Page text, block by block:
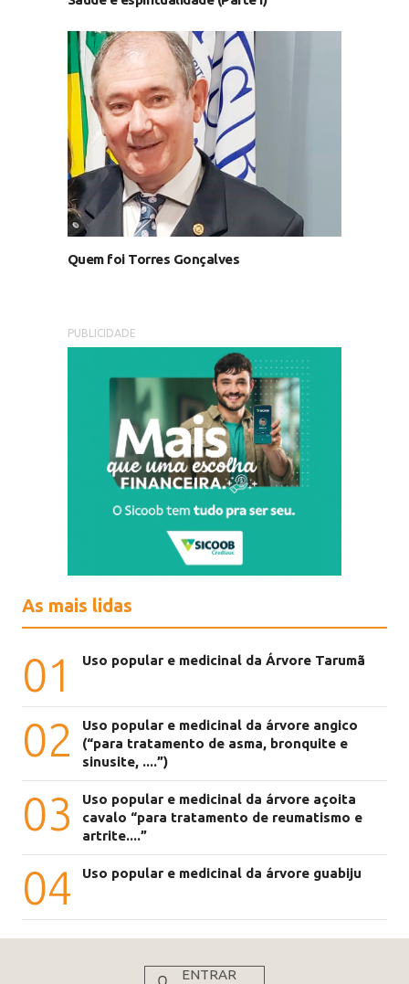
Quem foi Torres Gonçalves
PUBLICIDADE
As mais lidas
01 Uso popular e medicinal da Árvore Tarumã
02
Uso popular e medicinal da árvore angico
(“para tratamento de asma, bronquite e
sinusite, ....”)
03
Uso popular e medicinal da árvore açoita
cavalo “para tratamento de reumatismo e
artrite....”
04 Uso popular e medicinal da árvore guabiju
ENTRAR